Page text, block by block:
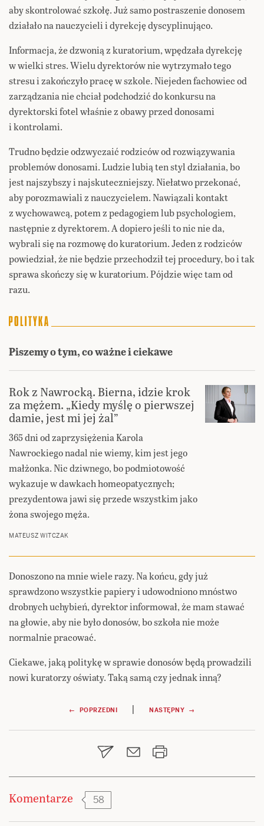
aby skontrolować szkołę. Już samo postraszenie donosem
działało na nauczycieli i dyrekcję dyscyplinująco.
Informacja, że dzwonią z kuratorium, wpędzała dyrekcję
w wielki stres. Wielu dyrektorów nie wytrzymało tego
stresu i zakończyło pracę w szkole. Niejeden fachowiec od
zarządzania nie chciał podchodzić do konkursu na
dyrektorski fotel właśnie z obawy przed donosami
i kontrolami.
Trudno będzie odzwyczaić rodziców od rozwiązywania
problemów donosami. Ludzie lubią ten styl działania, bo
jest najszybszy i najskuteczniejszy. Niełatwo przekonać,
aby porozmawiali z nauczycielem. Nawiązali kontakt
z wychowawcą, potem z pedagogiem lub psychologiem,
następnie z dyrektorem. A dopiero jeśli to nic nie da,
wybrali się na rozmowę do kuratorium. Jeden z rodziców
powiedział, że nie będzie przechodził tej procedury, bo i tak
sprawa skończy się w kuratorium. Pójdzie więc tam od
razu.
Piszemy o tym, co ważne i ciekawe
Rok z Nawrocką. Bierna, idzie krok
za mężem. „Kiedy myślę o pierwszej
damie, jest mi jej żal”
365 dni od zaprzysiężenia Karola
Nawrockiego nadal nie wiemy, kim jest jego
małżonka. Nic dziwnego, bo podmiotowość
wykazuje w dawkach homeopatycznych;
prezydentowa jawi się przede wszystkim jako
żona swojego męża.
MATEUSZ WITCZAK
Donoszono na mnie wiele razy. Na końcu, gdy już
sprawdzono wszystkie papiery i udowodniono mnóstwo
drobnych uchybień, dyrektor informował, że mam stawać
na głowie, aby nie było donosów, bo szkoła nie może
normalnie pracować.
Ciekawe, jaką politykę w sprawie donosów będą prowadzili
nowi kuratorzy oświaty. Taką samą czy jednak inną?
Nawigacja
wpisu
← POPRZEDNI | NASTĘPNY →
Komentarze 58